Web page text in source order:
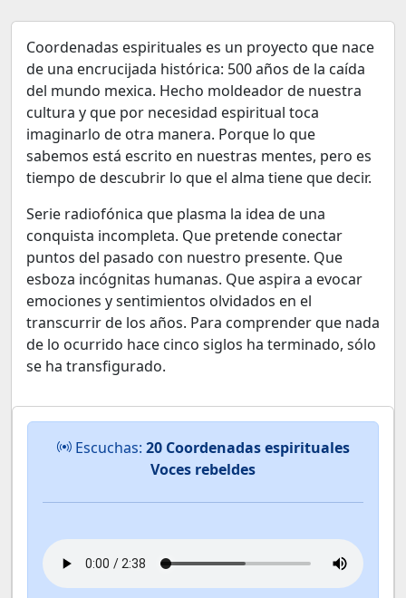
Coordenadas espirituales es un proyecto que nace
de una encrucijada histórica: 500 años de la caída
del mundo mexica. Hecho moldeador de nuestra
cultura y que por necesidad espiritual toca
imaginarlo de otra manera. Porque lo que
sabemos está escrito en nuestras mentes, pero es
tiempo de descubrir lo que el alma tiene que decir.
Serie radiofónica que plasma la idea de una
conquista incompleta. Que pretende conectar
puntos del pasado con nuestro presente. Que
esboza incógnitas humanas. Que aspira a evocar
emociones y sentimientos olvidados en el
transcurrir de los años. Para comprender que nada
de lo ocurrido hace cinco siglos ha terminado, sólo
se ha transfigurado.
Escuchas: 20 Coordenadas espirituales
Voces rebeldes